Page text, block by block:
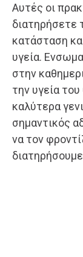
Αυτές οι
διατηρήσετε
κατάσταση
υγεία.
στην
την υγεία
καλύτερα
σημαντικός
να τον